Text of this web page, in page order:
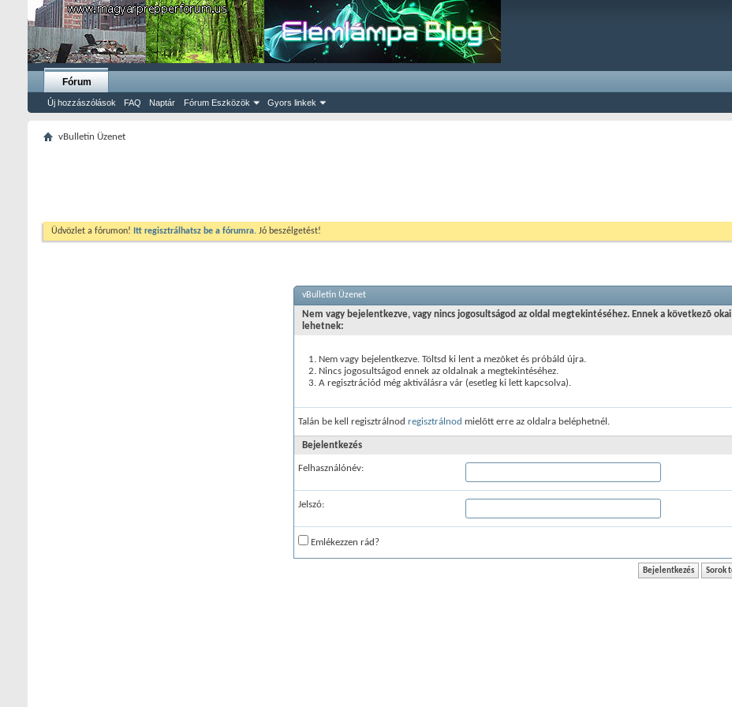
Fórum
Új hozzászólások FAQ Naptár Fórum Eszközök Gyors linkek
vBulletin Üzenet
Üdvözlet a fórumon! Itt regisztrálhatsz be a fórumra. Jó beszélgetést!
vBulletin Üzenet
Nem vagy bejelentkezve, vagy nincs jogosultságod az oldal megtekintéséhez. Ennek a következõ okai
lehetnek:
Nem vagy bejelentkezve. Töltsd ki lent a mezõket és próbáld újra.
Nincs jogosultságod ennek az oldalnak a megtekintéséhez.
A regisztrációd még aktiválásra vár (esetleg ki lett kapcsolva).
Talán be kell regisztrálnod regisztrálnod mielõtt erre az oldalra beléphetnél.
Bejelentkezés
Felhasználónév:
Jelszó:
Emlékezzen rád?